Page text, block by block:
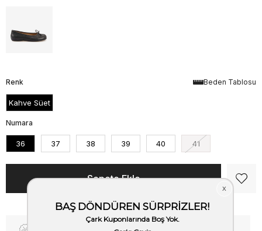
Beden Tablosu
Renk
Kahve Süet
Numara
36 37 38 39 40 41